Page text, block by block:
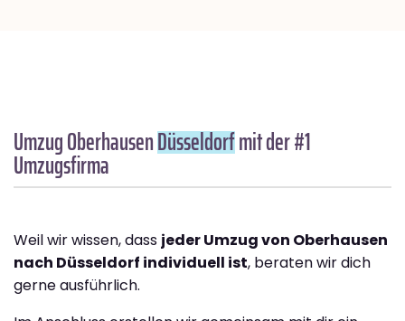
Umzug OberhausenDüsseldorfmit der #1
Umzugsfirma
Weil wir wissen, dass jeder Umzug von Oberhausen
nach Düsseldorf individuell ist, beraten wir dich
gerne ausführlich.